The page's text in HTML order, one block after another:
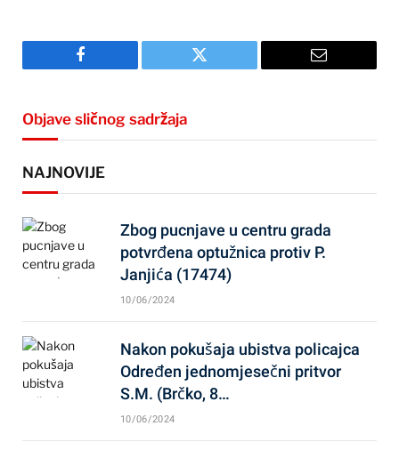
Facebook Twitter Email
Objave sličnog sadržaja
NAJNOVIJE
Zbog pucnjave u centru grada
potvrđena optužnica protiv P.
Janjića (17474)
10/06/2024
Nakon pokušaja ubistva policajca
Određen jednomjesečni pritvor
S.M. (Brčko, 8…
10/06/2024